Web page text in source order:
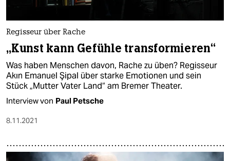
Regisseur über Rache
„Kunst kann Gefühle transformieren“
Was haben Menschen davon, Rache zu üben? Regisseur
Akın Emanuel Şipal über starke Emotionen und sein
Stück „Mutter Vater Land“ am Bremer Theater.
Interview von Paul Petsche
8.11.2021